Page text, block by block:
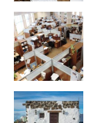
し
た
は